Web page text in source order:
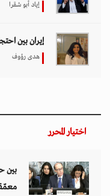
إياد أبو شقرا
إيران بين
هدى رؤوف
اختيار المحرر
بين